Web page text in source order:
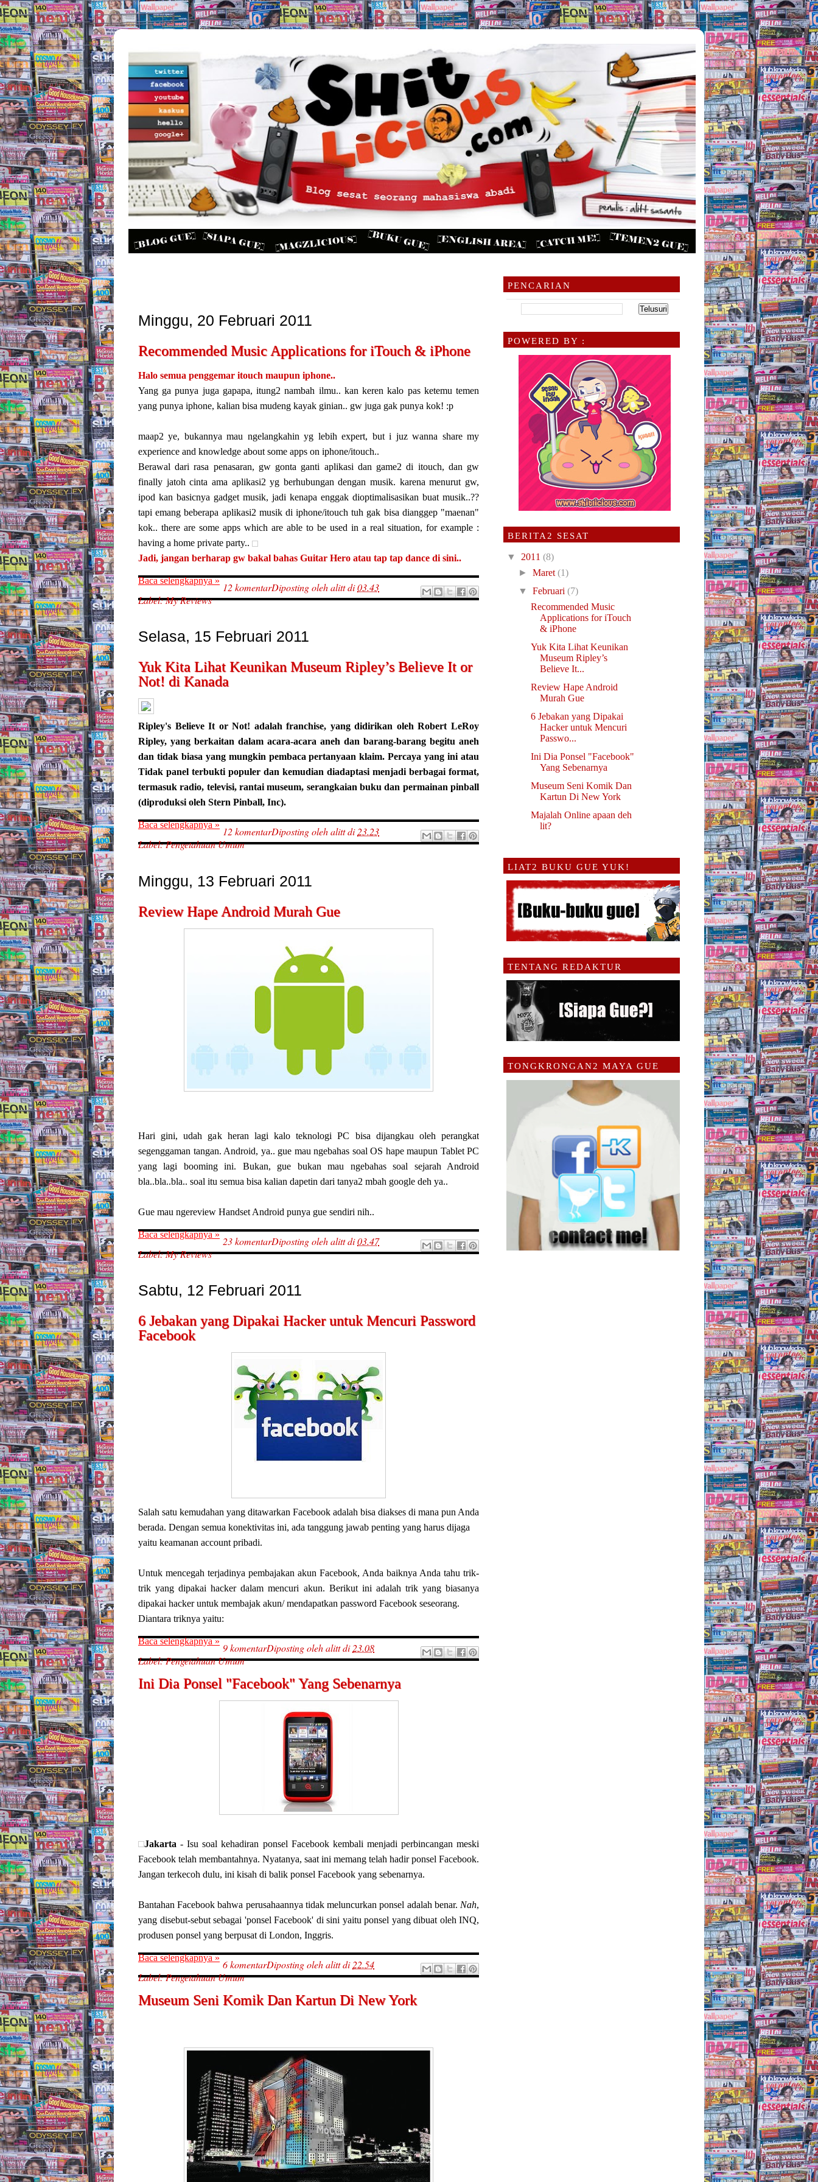
Minggu, 20 Februari 2011
Recommended Music Applications for iTouch & iPhone
Halo semua penggemar itouch maupun iphone..
Yang ga punya juga gapapa, itung2 nambah ilmu.. kan keren kalo pas ketemu temen
yang punya iphone, kalian bisa mudeng kayak ginian.. gw juga gak punya kok! :p
maap2 ye, bukannya mau ngelangkahin yg lebih expert, but i juz wanna share my
experience and knowledge about some apps on iphone/itouch..
Berawal dari rasa penasaran, gw gonta ganti aplikasi dan game2 di itouch, dan gw
finally jatoh cinta ama aplikasi2 yg berhubungan dengan musik. karena menurut gw,
ipod kan basicnya gadget musik, jadi kenapa enggak dioptimalisasikan buat musik..??
tapi emang beberapa aplikasi2 musik di iphone/itouch tuh gak bisa dianggep "maenan"
kok.. there are some apps which are able to be used in a real situation, for example :
having a home private party..
Jadi, jangan berharap gw bakal bahas Guitar Hero atau tap tap dance di sini..
Baca selengkapnya »
Diposting olehalittdi03.43
12 komentar
Label:My Reviews
Selasa, 15 Februari 2011
Yuk Kita Lihat Keunikan Museum Ripley’s Believe It or
Not! di Kanada
Ripley's Believe It or Not! adalah franchise, yang didirikan oleh Robert LeRoy
Ripley, yang berkaitan dalam acara-acara aneh dan barang-barang begitu aneh
dan tidak biasa yang mungkin pembaca pertanyaan klaim. Percaya yang ini atau
Tidak panel terbukti populer dan kemudian diadaptasi menjadi berbagai format,
termasuk radio, televisi, rantai museum, serangkaian buku dan permainan pinball
(diproduksi oleh Stern Pinball, Inc).
Baca selengkapnya »
Diposting olehalittdi23.23
12 komentar
Label:Pengetahuan Umum
Minggu, 13 Februari 2011
Review Hape Android Murah Gue
Hari gini, udah gak heran lagi kalo teknologi PC bisa dijangkau oleh perangkat
segenggaman tangan. Android, ya.. gue mau ngebahas soal OS hape maupun Tablet PC
yang lagi booming ini. Bukan, gue bukan mau ngebahas soal sejarah Android
bla..bla..bla.. soal itu semua bisa kalian dapetin dari tanya2 mbah google deh ya..
Gue mau ngereview Handset Android punya gue sendiri nih..
Baca selengkapnya »
Diposting olehalittdi03.47
23 komentar
Label:My Reviews
Sabtu, 12 Februari 2011
6 Jebakan yang Dipakai Hacker untuk Mencuri Password
Facebook
Salah satu kemudahan yang ditawarkan Facebook adalah bisa diakses di mana pun Anda
berada. Dengan semua konektivitas ini, ada tanggung jawab penting yang harus dijaga
yaitu keamanan account pribadi.
Untuk mencegah terjadinya pembajakan akun Facebook, Anda baiknya Anda tahu trik-
trik yang dipakai hacker dalam mencuri akun. Berikut ini adalah trik yang biasanya
dipakai hacker untuk membajak akun/ mendapatkan password Facebook seseorang.
Diantara triknya yaitu:
Baca selengkapnya »
Diposting olehalittdi23.08
9 komentar
Label:Pengetahuan Umum
Ini Dia Ponsel "Facebook" Yang Sebenarnya
Jakarta - Isu soal kehadiran ponsel Facebook kembali menjadi perbincangan meski
Facebook telah membantahnya. Nyatanya, saat ini memang telah hadir ponsel Facebook.
Jangan terkecoh dulu, ini kisah di balik ponsel Facebook yang sebenarnya.
Bantahan Facebook bahwa perusahaannya tidak meluncurkan ponsel adalah benar. Nah,
yang disebut-sebut sebagai 'ponsel Facebook' di sini yaitu ponsel yang dibuat oleh INQ,
produsen ponsel yang berpusat di London, Inggris.
Baca selengkapnya »
Diposting olehalittdi22.54
6 komentar
Label:Pengetahuan Umum
Museum Seni Komik Dan Kartun Di New York
PENCARIAN
POWERED BY :
BERITA2 SESAT
▼ 2011 (8)
►Maret(1)
▼Februari(7)
Recommended Music
Applications for iTouch
& iPhone
Yuk Kita Lihat Keunikan
Museum Ripley’s
Believe It...
Review Hape Android
Murah Gue
6 Jebakan yang Dipakai
Hacker untuk Mencuri
Passwo...
Ini Dia Ponsel "Facebook"
Yang Sebenarnya
Museum Seni Komik Dan
Kartun Di New York
Majalah Online apaan deh
lit?
LIAT2 BUKU GUE YUK!
TENTANG REDAKTUR
TONGKRONGAN2 MAYA GUE